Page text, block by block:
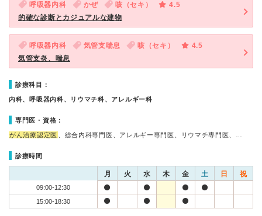
呼吸器内科 かぜ 咳（セキ）
4.5
的確な診断とカジュアルな建物
呼吸器内科 気管支喘息 咳（セキ）
4.5
気管支炎、喘息
診療科目：
内科、呼吸器内科、リウマチ科、アレルギー科
専門医・資格：
がん治療認定医 、総合内科専門医、アレルギー専門医、リウマチ専門医、…
診療時間
月 火 水 木 金 土 日 祝
09:00-12:30
15:00-18:30